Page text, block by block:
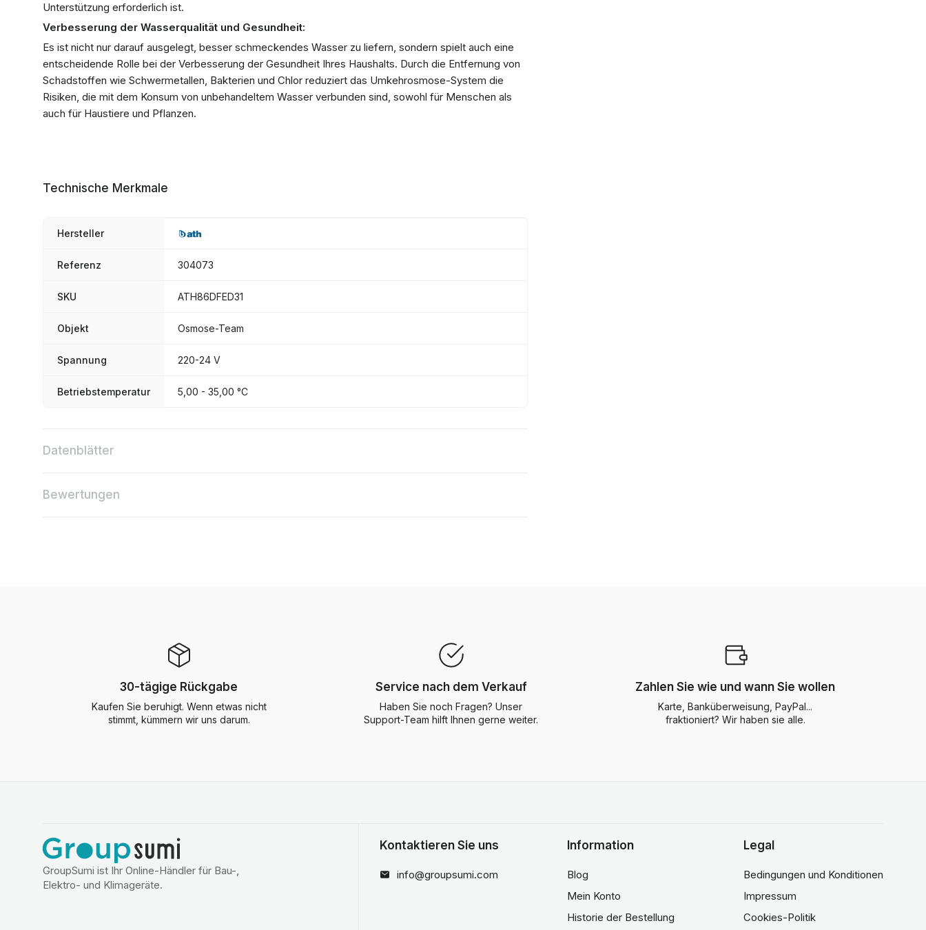
Unterstützung erforderlich ist.
Verbesserung der Wasserqualität und Gesundheit:
Es ist nicht nur darauf ausgelegt, besser schmeckendes Wasser zu liefern, sondern spielt auch eine
entscheidende Rolle bei der Verbesserung der Gesundheit Ihres Haushalts. Durch die Entfernung von
Schadstoffen wie Schwermetallen, Bakterien und Chlor reduziert das Umkehrosmose-System die
Risiken, die mit dem Konsum von unbehandeltem Wasser verbunden sind, sowohl für Menschen als
auch für Haustiere und Pflanzen.
Technische Merkmale
Hersteller
Referenz 304073
SKU ATH86DFED31
Objekt Osmose-Team
Spannung 220-24 V
Betriebstemperatur 5,00 - 35,00 °C
Datenblätter
Bewertungen
30-tägige Rückgabe
Kaufen Sie beruhigt. Wenn etwas nicht
stimmt, kümmern wir uns darum.
Service nach dem Verkauf
Haben Sie noch Fragen? Unser
Support-Team hilft Ihnen gerne weiter.
Zahlen Sie wie und wann Sie wollen
Karte, Banküberweisung, PayPal...
fraktioniert? Wir haben sie alle.
GroupSumi ist Ihr Online-Händler für Bau-,
Elektro- und Klimageräte.
Kontaktieren Sie uns
info@groupsumi.com
Information
Blog
Mein Konto
Historie der Bestellung
Legal
Bedingungen und Konditionen
Impressum
Cookies-Politik